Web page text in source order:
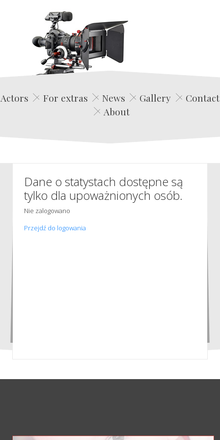
Edwin Film Agencja Aktorska
Actors For extras News Gallery
Contact
About
Dane o statystach dostępne są
tylko dla upoważnionych osób.
Nie zalogowano
Przejdź do logowania